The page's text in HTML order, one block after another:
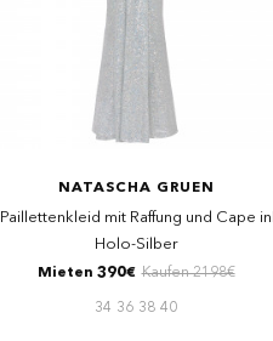
NATASCHA GRUEN
Paillettenkleid mit Raffung und Cape in
Holo-Silber
Mieten 390€ Kaufen 2198€
34 36 38 40